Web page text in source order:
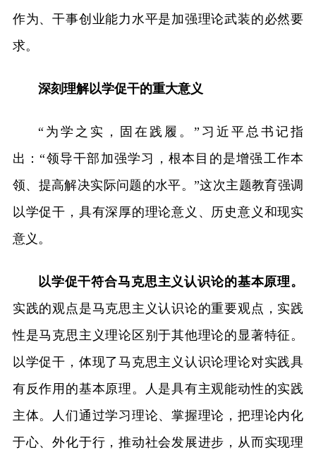
作为、干事创业能力水平是加强理论武装的必然要
求。
深刻理解以学促干的重大意义
“为学之实，固在践履。”习近平总书记指
出：“领导干部加强学习，根本目的是增强工作本
领、提高解决实际问题的水平。”这次主题教育强调
以学促干，具有深厚的理论意义、历史意义和现实
意义。
以学促干符合马克思主义认识论的基本原理。
实践的观点是马克思主义认识论的重要观点，实践
性是马克思主义理论区别于其他理论的显著特征。
以学促干，体现了马克思主义认识论理论对实践具
有反作用的基本原理。人是具有主观能动性的实践
主体。人们通过学习理论、掌握理论，把理论内化
于心、外化于行，推动社会发展进步，从而实现理